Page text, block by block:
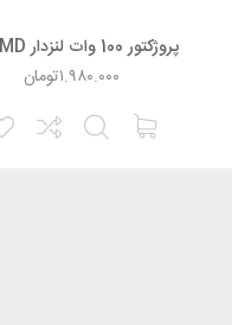
پروژکتور 100 وات لنزدار SMD پاد
تومان۱.۹۸۰.۰۰۰